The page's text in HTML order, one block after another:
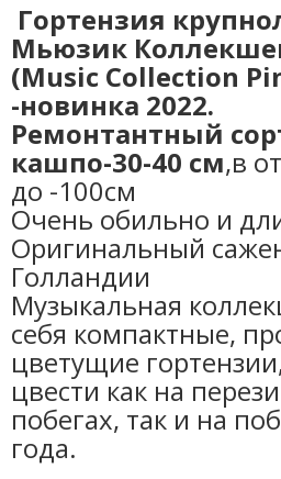
Гортензия
Мьюзик
(Music Collection
-новинка 2022.
Ремонтантный
кашпо-30-40 см,в
до -100см
Очень обильно и
Оригинальный
Голландии
Музыкальная
себя компактные,
цветущие
цвести как на
побегах, так и на
года.